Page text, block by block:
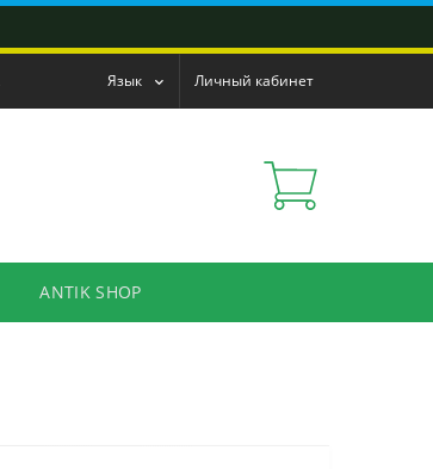
Язык Личный кабинет
ANTIK SHOP